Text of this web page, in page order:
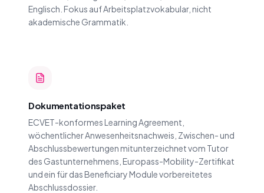
Englisch. Fokus auf Arbeitsplatzvokabular, nicht
akademische Grammatik.
Dokumentationspaket
ECVET-konformes Learning Agreement,
wöchentlicher Anwesenheitsnachweis, Zwischen- und
Abschlussbewertungen mitunterzeichnet vom Tutor
des Gastunternehmens, Europass-Mobility-Zertifikat
und ein für das Beneficiary Module vorbereitetes
Abschlussdossier.